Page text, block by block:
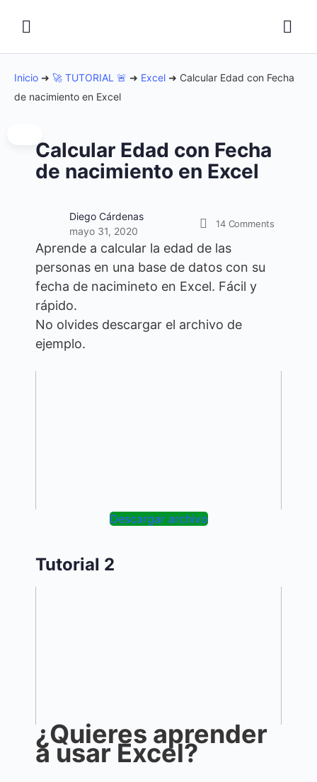
Inicio ➜ 🚀 TUTORIAL 🚨 ➜ Excel ➜ Calcular Edad con Fecha
de nacimiento en Excel
Calcular Edad con Fecha
de nacimiento en Excel
Diego Cárdenas
mayo 31, 2020
14 Comments
Aprende a calcular la edad de las
personas en una base de datos con su
fecha de nacimineto en Excel. Fácil y
rápido.
No olvides descargar el archivo de
ejemplo.
Descargar archivo
Tutorial 2
¿Quieres aprender
a usar Excel?